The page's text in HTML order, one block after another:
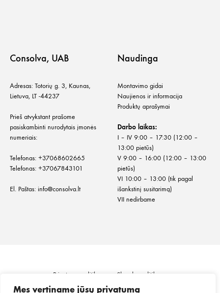
Mes vertiname jūsų privatumą
Consolva, UAB
Adresas: Totorių g. 3, Kaunas,
Lietuva, LT -44237
Prieš atvykstant prašome
pasiskambinti nurodytais įmonės
numeriais:
Telefonas: +37068602665
Telefonas: +37067843101
El. Paštas: info@consolva.lt
Naudinga
Montavimo gidai
Naujienos ir informacija
Produktų aprašymai
Darbo laikas:
I – IV 9:00 – 17:30 (12:00 –
13:00 pietūs)
V 9:00 – 16:00 (12:00 – 13:00
pietūs)
VI 10:00 – 13:00 (tik pagal
išankstinį susitarimą)
VII nedirbame
Privatumo politika
Slapukų politika
Informacija klientui